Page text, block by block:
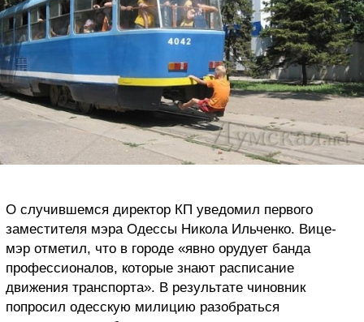
О случившемся директор КП уведомил первого
заместителя мэра Одессы Никола Ильченко. Вице-
мэр отметил, что в городе «явно орудует банда
профессионалов, которые знают расписание
движения транспорта». В результате чиновник
попросил одесскую милицию разобраться